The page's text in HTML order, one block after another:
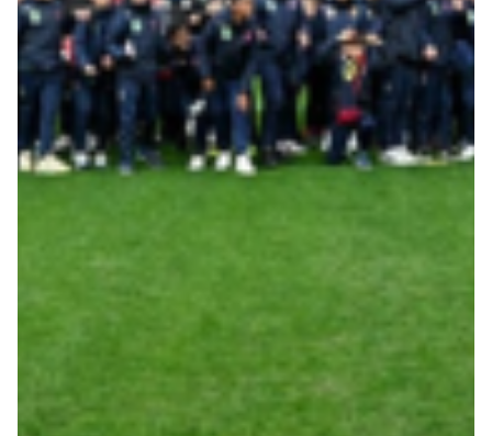
Robe di Kappa x Genoa
Vintage Collection
Red&Blue Voices
Accessori
Party
Outlet